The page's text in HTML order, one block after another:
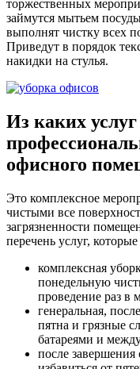
торжественных
займутся мытьем
выполнят чистку всех
Приведут в порядок
накидки на стулья.
Из каких услуг
офисного
Это комплексное
чистыми все
загрязненности
перечень услуг,
комплексная
понедельную
проведение раз в
генеральная,
пятна и грязные
батареями и
после завершения